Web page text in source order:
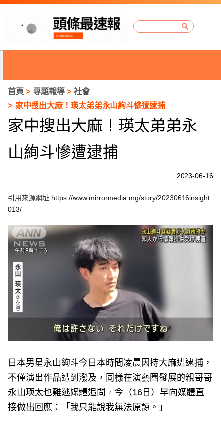
首頁 專題報導
社會
家中搜出大麻！瑛太弟弟永山絢斗慘遭逮捕
家中搜出大麻！瑛太弟弟永
山絢斗慘遭逮捕
2023-06-16
引用來源網址:https://www.mirrormedia.mg/story/20230616insight
013/
日本男星永山絢斗今日本時間凌晨因持大麻遭逮捕，
不僅演出作品遭到潑及，同樣在演藝圈發展的親哥哥
永山瑛太也難逃媒體追問，今（16日）早向媒體直
接做出回應：「我只能說我無法原諒。」